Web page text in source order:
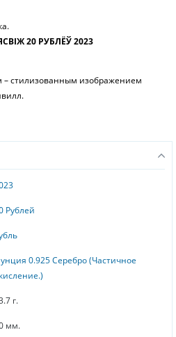
20 РУБЛЁЎ 2023
стилизованным изображением
Рублей
0.925 Серебро (Частичное
г.
мм.